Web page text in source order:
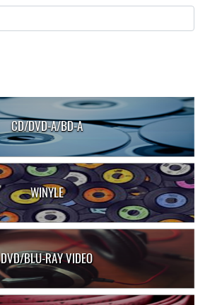
CD/DVD-A/BD-A
WINYLE
DVD/BLU-RAY VIDEO